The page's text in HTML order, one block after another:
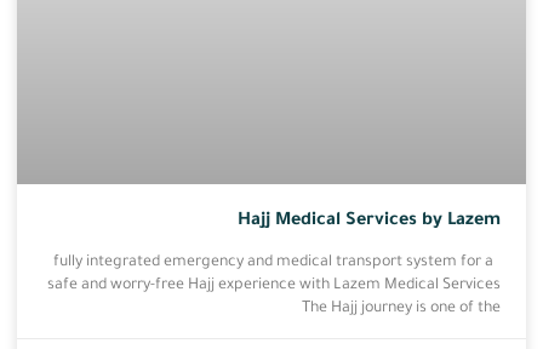
Hajj Medical Services by Lazem
fully integrated emergency and medical transport system for a
safe and worry-free Hajj experience with Lazem Medical Services
The Hajj journey is one of the